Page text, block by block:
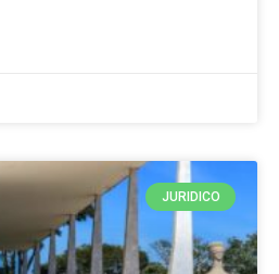
JURIDICO